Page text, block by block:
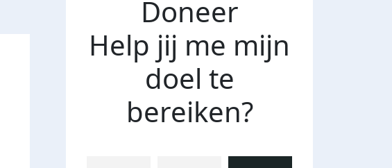
Doneer
Help jij me mijn
doel te
bereiken?